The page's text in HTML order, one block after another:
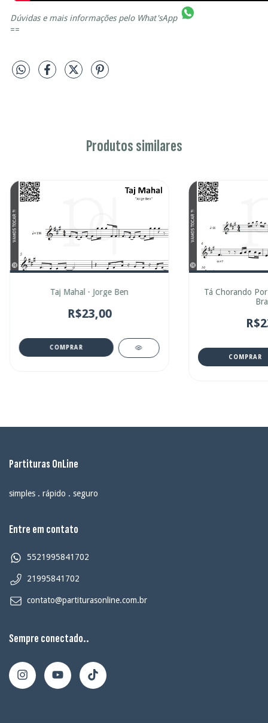
Dúvidas e mais informações pelo What'sApp
==
Produtos similares
Taj Mahal · Jorge Ben
R$23,00
COMPRAR
Tá Chorando
COMPRAR
Partituras OnLine
simples . rápido . seguro
Entre em contato
5521995841702
21995841702
contato@partiturasonline.com.br
Sempre conectado..